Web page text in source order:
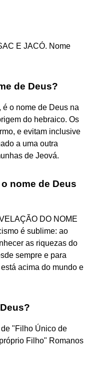
E JACÓ. Nome
de Deus?
o nome de Deus na
do hebraico. Os
e evitam inclusive
a uma outra
de Jeová.
nome de Deus
DO NOME
é sublime: ao
as riquezas do
sempre e para
acima do mundo e
"Filho Único de
Filho" Romanos